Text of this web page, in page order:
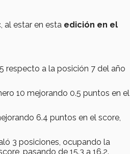
al estar en esta edición en el
respecto a la posición 7 del año
10 mejorando 0.5 puntos en el
6.4 puntos en el score,
3 posiciones, ocupando la
pasando de 15.3 a 16.2.